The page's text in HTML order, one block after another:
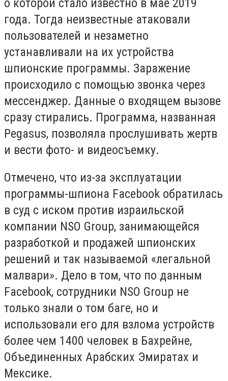
о которой стало известно в мае 2019
года. Тогда неизвестные атаковали
пользователей и незаметно
устанавливали на их устройства
шпионские программы. Заражение
происходило с помощью звонка через
мессенджер. Данные о входящем вызове
сразу стирались. Программа, названная
Pegasus, позволяла прослушивать жертв
и вести фото- и видеосъемку.
Отмечено, что из-за эксплуатации
программы-шпиона Facebook обратилась
в суд с иском против израильской
компании NSO Group, занимающейся
разработкой и продажей шпионских
решений и так называемой «легальной
малвари». Дело в том, что по данным
Facebook, сотрудники NSO Group не
только знали о том баге, но и
использовали его для взлома устройств
более чем 1400 человек в Бахрейне,
Объединенных Арабских Эмиратах и
Мексике.